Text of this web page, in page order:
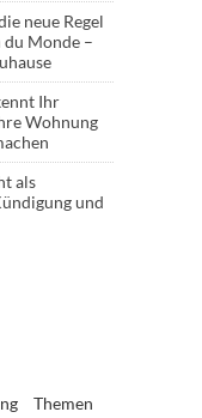
neue Regel
du Monde –
Ihr
Wohnung
als
und
Themen